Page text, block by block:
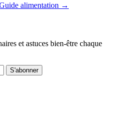
alimentation →
et astuces bien-être chaque
S'abonner